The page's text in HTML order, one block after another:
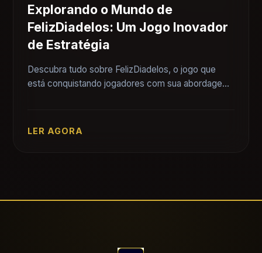
Explorando o Mundo de
FelizDiadelos: Um Jogo Inovador
de Estratégia
Descubra tudo sobre FelizDiadelos, o jogo que
está conquistando jogadores com sua abordagem
LER AGORA